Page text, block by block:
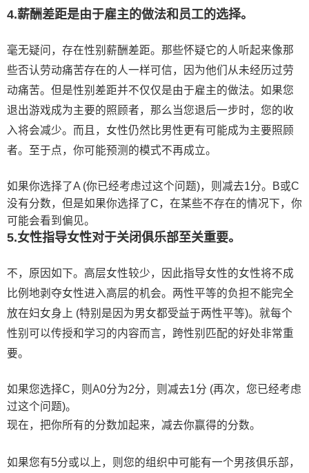
4.薪酬差距是由于雇主的做法和员工的选择。
毫无疑问，存在性别薪酬差距。那些怀疑它的人听起来像那
些否认劳动痛苦存在的人一样可信，因为他们从未经历过劳
动痛苦。但是性别差距并不仅仅是由于雇主的做法。如果您
退出游戏成为主要的照顾者，那么当您退后一步时，您的收
入将会减少。而且，女性仍然比男性更有可能成为主要照顾
者。至于点，你可能预测的模式不再成立。
如果你选择了A (你已经考虑过这个问题)，则减去1分。B或C
没有分数，但是如果你选择了C，在某些不存在的情况下，你
可能会看到偏见。
5.女性指导女性对于关闭俱乐部至关重要。
不，原因如下。高层女性较少，因此指导女性的女性将不成
比例地剥夺女性进入高层的机会。两性平等的负担不能完全
放在妇女身上 (特别是因为男女都受益于两性平等)。就每个
性别可以传授和学习的内容而言，跨性别匹配的好处非常重
要。
如果您选择C，则A0分为2分，则减去1分 (再次，您已经考虑
过这个问题)。
现在，把你所有的分数加起来，减去你赢得的分数。
如果您有5分或以上，则您的组织中可能有一个男孩俱乐部，